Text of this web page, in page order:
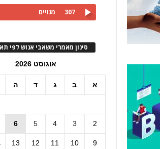
307 מנויים
סינון מאמרי משאבי אנוש לפי
אוגוסט 2026
א ב ג ד ה
2
3
4
5
6
9
10
11
12
13